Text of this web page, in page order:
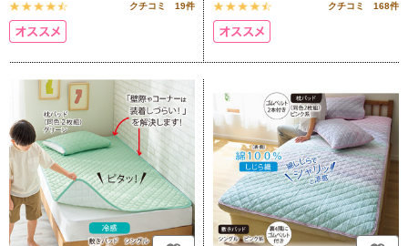
クチコミ 19件 クチコミ 168件